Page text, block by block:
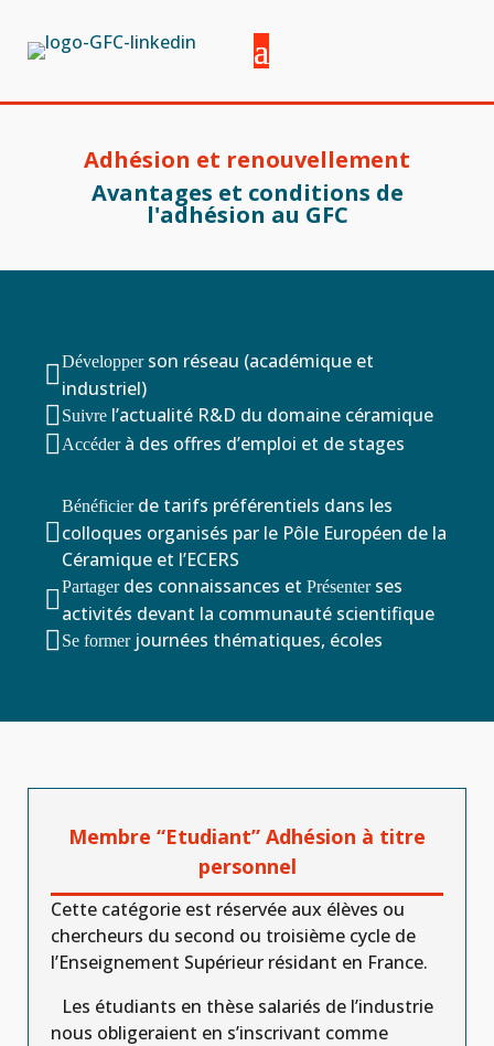
Adhésion et renouvellement
Avantages et conditions de
l'adhésion au GFC
Développerson réseau (académique et
industriel)
Suivre l’actualité R&D du domaine céramique
Accéderà des offres d’emploi et de stages

Bénéficierde tarifs préférentiels dans les
colloques organisés par le Pôle Européen de la
Céramique et l’ECERS
Partagerdes connaissances et Présenterses
activités devant la communauté scientifique
Se formerjournées thématiques, écoles
Membre “Etudiant” Adhésion à titre
personnel
Cette catégorie est réservée aux élèves ou
chercheurs du second ou troisième cycle de
l’Enseignement Supérieur résidant en France.
Les étudiants en thèse salariés de l’industrie
nous obligeraient en s’inscrivant comme